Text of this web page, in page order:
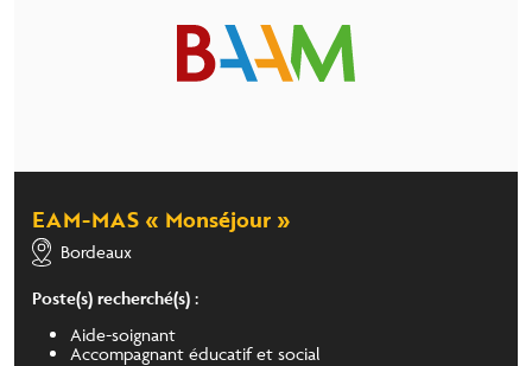
EAM-MAS « Monséjour »
Bordeaux
Poste(s) recherché(s) :
Aide-soignant
Accompagnant éducatif et social